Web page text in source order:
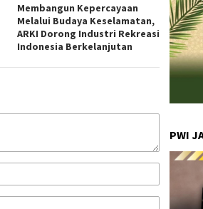
Membangun Kepercayaan
Melalui Budaya Keselamatan,
ARKI Dorong Industri Rekreasi
Indonesia Berkelanjutan
PWI